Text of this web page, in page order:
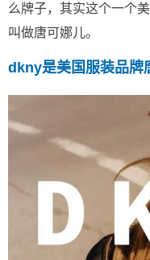
么牌子，其实这个一个
叫做唐可娜儿。
dkny是美国服装品牌